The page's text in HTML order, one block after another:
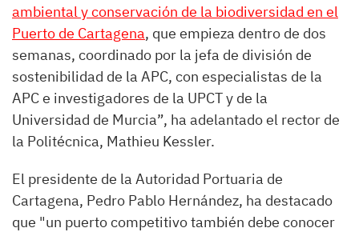
ambiental y conservación de la biodiversidad en el
Puerto de Cartagena, que empieza dentro de dos
semanas, coordinado por la jefa de división de
sostenibilidad de la APC, con especialistas de la
APC e investigadores de la UPCT y de la
Universidad de Murcia”, ha adelantado el rector de
la Politécnica, Mathieu Kessler.
El presidente de la Autoridad Portuaria de
Cartagena, Pedro Pablo Hernández, ha destacado
que "un puerto competitivo también debe conocer